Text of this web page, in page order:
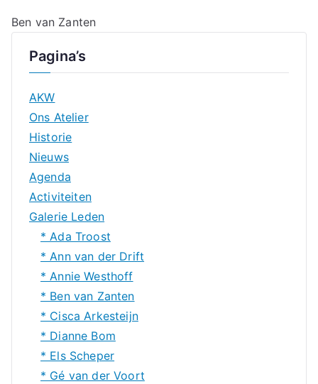
Ben van Zanten
Pagina’s
AKW
Ons Atelier
Historie
Nieuws
Agenda
Activiteiten
Galerie Leden
* Ada Troost
* Ann van der Drift
* Annie Westhoff
* Ben van Zanten
* Cisca Arkesteijn
* Dianne Bom
* Els Scheper
* Gé van der Voort